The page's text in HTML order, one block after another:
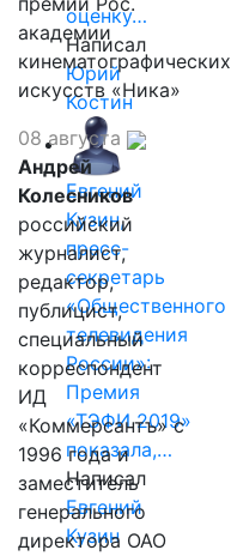
оценку…
Написал
Юрий
Костин
Евгений
Кузин,
пресс-
секретарь
«Общественного
телевидения
России»:
Премия
«ТЭФИ 2019»
показала,…
Написал
Евгений
Кузин
академии
кинематографических
искусств «Ника»
08 августа
Андрей
Колесников
российский
журналист,
редактор,
публицист,
специальный
корреспондент
ИД
«Коммерсантъ» с
1996 года и
заместитель
генерального
директора ОАО